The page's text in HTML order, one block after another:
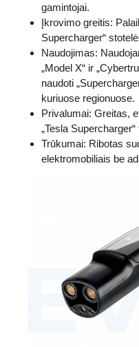
gamintojai.
Įkrovimo greitis:
Supercharger“
Naudojimas:
„Model X“ ir
naudoti
kuriuose regionuose.
Privalumai: Greitas,
„Tesla Supercharger“
Trūkumai: Ribotas
elektromobiliais be